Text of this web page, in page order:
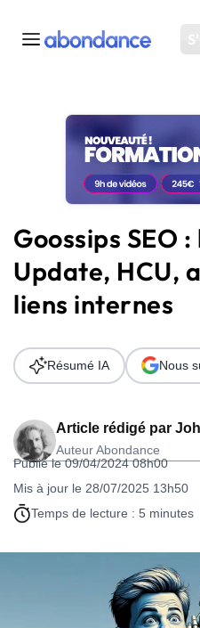
Toutes les actus
Actus SEO
Plateforme
Solutions
Ressources
Audit SEO
Goossips SEO
Update, HCU,
liens internes
Article rédigé par
Auteur Abondance
Publié le 09/04/2024 08h00
Mis à jour le 28/07/2025 13h50
Temps de lecture : 5 minutes
Résumé IA Nous